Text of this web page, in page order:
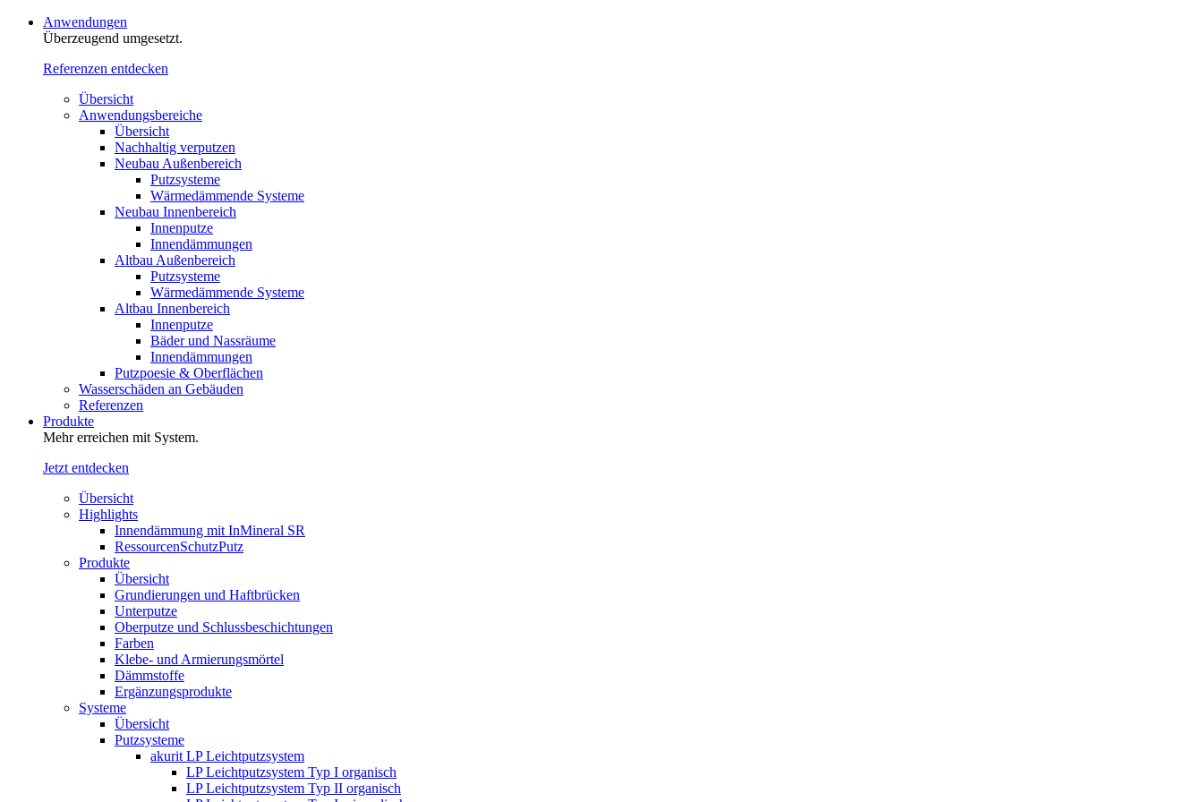
Anwendungen
Überzeugend umgesetzt.
Referenzen entdecken
Übersicht
Anwendungsbereiche
Übersicht
Nachhaltig verputzen
Neubau Außenbereich
Putzsysteme
Wärmedämmende Systeme
Neubau Innenbereich
Innenputze
Innendämmungen
Altbau Außenbereich
Putzsysteme
Wärmedämmende Systeme
Altbau Innenbereich
Innenputze
Bäder und Nassräume
Innendämmungen‍‍‍
Putzpoesie & Oberflächen
Wasserschäden an Gebäuden
Referenzen
Produkte
Mehr erreichen mit System.
Jetzt entdecken
Übersicht
Highlights
Innendämmung mit InMineral SR
RessourcenSchutzPutz
Produkte
Übersicht
Grundierungen und Haftbrücken
Unterputze
Oberputze und Schlussbeschichtungen
Farben
Klebe- und Armierungsmörtel
Dämmstoffe
Ergänzungsprodukte
Systeme
Übersicht
Putzsysteme
akurit LP Leichtputzsystem
LP Leichtputzsystem Typ I organisch
LP Leichtputzsystem Typ II organisch